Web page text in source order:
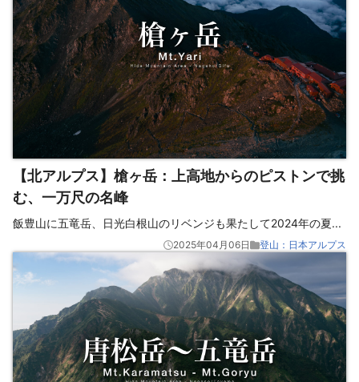
【北アルプス】槍ヶ岳：上高地からのピストンで挑
む、一万尺の名峰
飯豊山に五竜岳、日光白根山のリベンジも果たして2024年の夏...
2025年04月06日 登山：日本アルプス